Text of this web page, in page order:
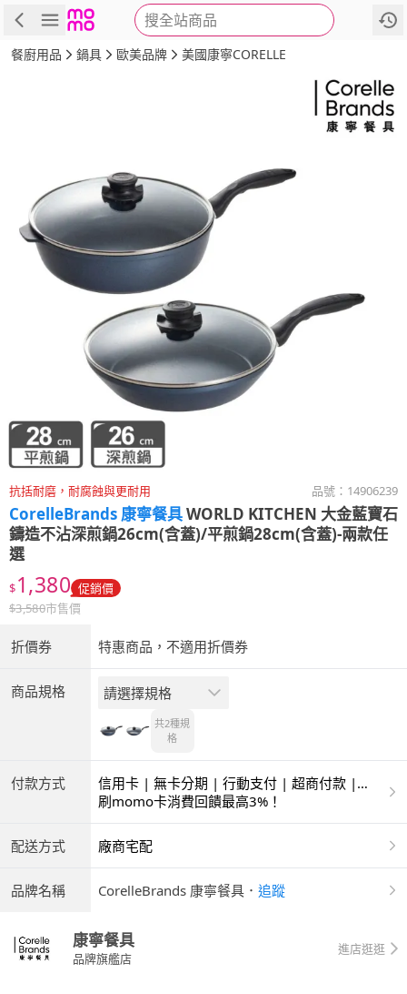
搜全站商品
商品 評價 詳情
餐廚用品 鍋具 歐美品牌 美國康寧CORELLE
抗括耐磨，耐腐蝕與更耐用 品號： 14906239
CorelleBrands 康寧餐具WORLD KITCHEN 大金藍寶石
鑄造不沾深煎鍋26cm(含蓋)/平煎鍋28cm(含蓋)-兩款任
選
$1,380 促銷價
$3,580市售價
折價券 特惠商品，不適用折價券
商品規格 請選擇規格
共2種規
格
付款方式
信用卡 | 無卡分期 | 行動支付 | 超商付款 |
ATM | 銀聯卡
刷momo卡消費回饋最高3%！
配送方式 廠商宅配
品牌名稱 CorelleBrands 康寧餐具 ． 追蹤
康寧餐具
品牌旗艦店
進店逛逛